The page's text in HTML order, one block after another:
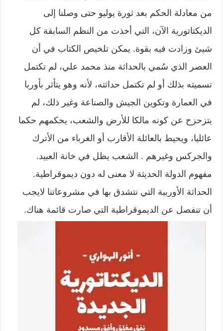
من معادلة الحكم بعد ثورة يوليو حتى وصلنا إلى
الديكتاتورية الآن، التي أخذت من النظم السابقة كل
شيئ وزادت فيه بقوة. يمكن تلخيص الكتاب في أن
العصر الذي سُمي بالحداثة منذ محمد علي، لم تكتمل
تسميته بذلك أو لم تكتمل حداثته، لأنه وهو يتأثر بأوربا
في العمارة وتكوين الجيش والصناعة وغير ذلك، لم
يتزحزح عن كونه مالكا للأرض والشعب، يحكمهم حكما
عائليا، ويحيط بالعائلة الأقارب أو الغرباء من الأترك
والجركس وغيرهم . الشعب يظل في خانة العبيد.
مفهوم الدولة الحديثة لا معنى له دون ديموقراطية.
الحداثة الأوربية التي نتشدق بها في مشروعاتنا لايجب
أن تنفصل عن الديموقراطية التي صارت قائمة هناك.